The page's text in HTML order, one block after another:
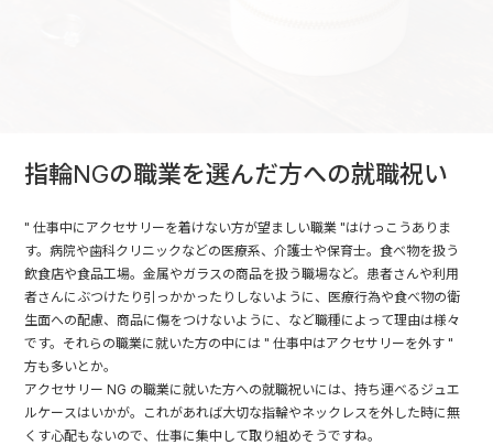
指輪NGの職業を選んだ方への就職祝い
" 仕事中にアクセサリーを着けない方が望ましい職業 "はけっこうありま
す。病院や歯科クリニックなどの医療系、介護士や保育士。食べ物を扱う
飲食店や食品工場。金属やガラスの商品を扱う職場など。患者さんや利用
者さんにぶつけたり引っかかったりしないように、医療行為や食べ物の衛
生面への配慮、商品に傷をつけないように、など職種によって理由は様々
です。それらの職業に就いた方の中には " 仕事中はアクセサリーを外す "
方も多いとか。
アクセサリー NG の職業に就いた方への就職祝いには、持ち運べるジュエ
ルケースはいかが。これがあれば大切な指輪やネックレスを外した時に無
くす心配もないので、仕事に集中して取り組めそうですね。